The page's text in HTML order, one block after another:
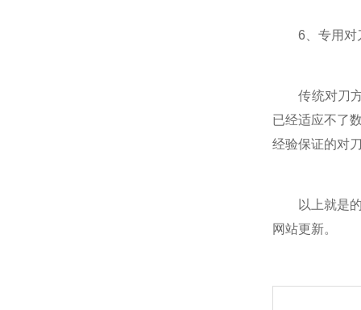
6、专用对
传统对刀方
已经适应不了
经验保证的对
以上就是的
网站更新。